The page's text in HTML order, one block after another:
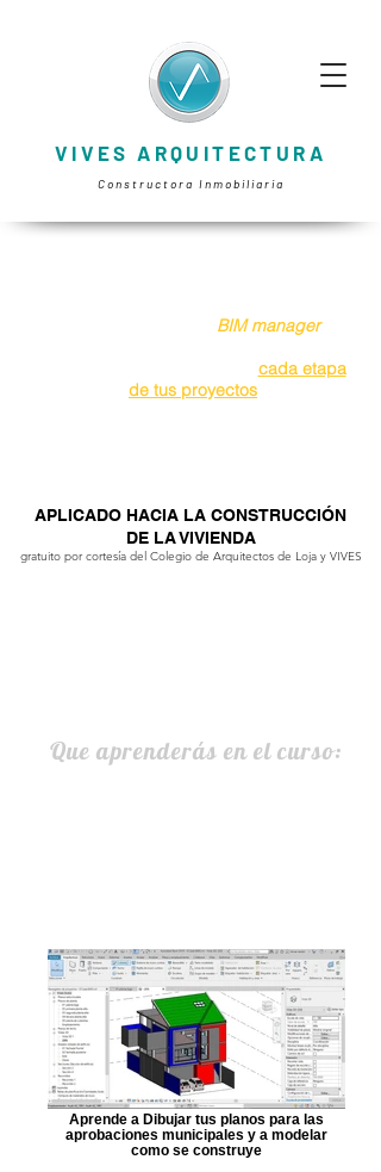
VIVES ARQUITECTURA
Constructora Inmobiliaria
BIM manager, Te
cada etapa
de tus proyectos
APLICADO HACIA LA CONSTRUCCIÓN
DE LA VIVIENDA
Que aprenderás en el curso:
gratuito por cortesía del Colegio de Arquitectos de Loja y VIVES
Aprende a Dibujar tus planos para las
aprobaciones municipales y a modelar
como se construye